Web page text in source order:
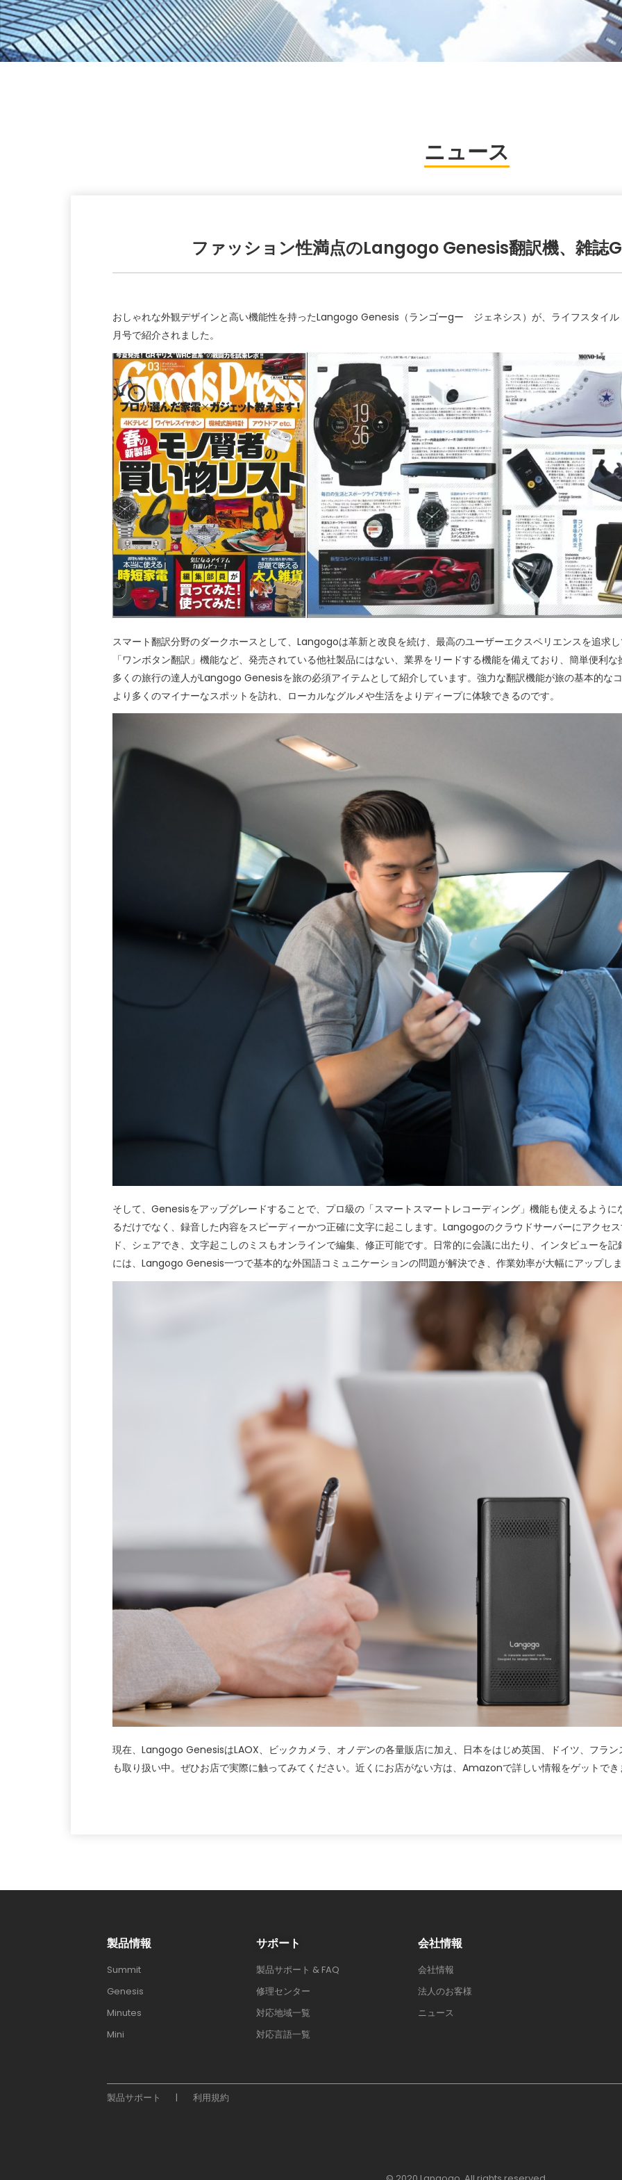
ニュース
ファッション性満点のLangogo Genesis翻訳機、雑誌
おしゃれな外観デザインと高い機能性を持ったLangogo Genesis（ランゴーgー ジェネシス）が、ライフスタイ
月号で紹介されました。
スマート翻訳分野のダークホースとして、Langogoは革新と改良を続け、最高のユーザーエクスペリエンスを追求
「ワンボタン翻訳」機能など、発売されている他社製品にはない、業界をリードする機能を備えており、簡単便利
多くの旅行の達人がLangogo Genesisを旅の必須アイテムとして紹介しています。強力な翻訳機能が旅の基本的な
より多くのマイナーなスポットを訪れ、ローカルなグルメや生活をよりディープに体験できるのです。
そして、Genesisをアップグレードすることで、プロ級の「スマートスマートレコーディング」機能も使えるよう
るだけでなく、録音した内容をスピーディーかつ正確に文字に起こします。Langogoのクラウドサーバーにアクセ
ド、シェアでき、文字起こしのミスもオンラインで編集、修正可能です。日常的に会議に出たり、インタビューを
には、Langogo Genesis一つで基本的な外国語コミュニケーションの問題が解決でき、作業効率が大幅にアップし
現在、Langogo GenesisはLAOX、ビックカメラ、オノデンの各量販店に加え、日本をはじめ英国、ドイツ、フラ
も取り扱い中。ぜひお店で実際に触ってみてください。近くにお店がない方は、Amazonで詳しい情報をゲットでき
製品情報
Summit
Genesis
Minutes
Mini
サポート
製品サポート & FAQ
修理センター
対応地域一覧
対応言語一覧
会社情報
会社情報
法人のお客様
ニュース
製品サポート | 利用規約